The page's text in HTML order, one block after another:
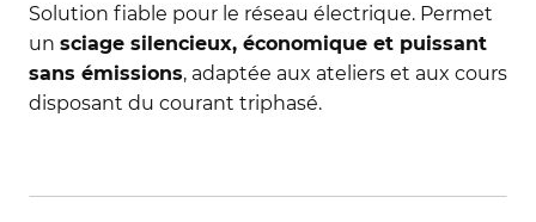
Solution fiable pour le réseau électrique. Permet
un sciage silencieux, économique et puissant
sans émissions, adaptée aux ateliers et aux cours
disposant du courant triphasé.